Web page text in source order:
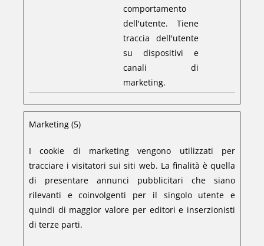
comportamento
dell'utente. Tiene
traccia dell'utente
su dispositivi e
canali di
marketing.
Marketing (5)
I cookie di marketing vengono utilizzati per
tracciare i visitatori sui siti web. La finalità è quella
di presentare annunci pubblicitari che siano
rilevanti e coinvolgenti per il singolo utente e
quindi di maggior valore per editori e inserzionisti
di terze parti.